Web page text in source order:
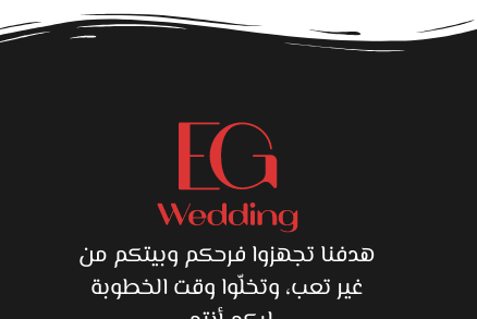
هدفنا تجهزوا فرحكم وبيتكم من
غير تعب، وتخلّوا وقت الخطوبة